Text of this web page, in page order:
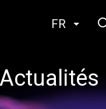
FR
Actualités